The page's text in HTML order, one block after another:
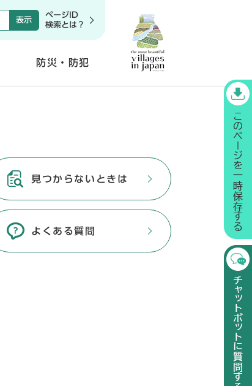
ページID
検索とは？
防災・防犯
見つからないときは
よくある質問